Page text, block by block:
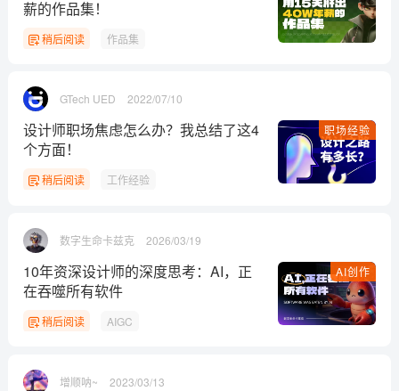
薪的作品集！
稍后阅读 作品集
GTech UED 2022/07/10
职场经验
设计师职场焦虑怎么办？我总结了这4
个方面！
稍后阅读 工作经验
数字生命卡兹克 2026/03/19
AI创作
10年资深设计师的深度思考：AI，正
在吞噬所有软件
稍后阅读 AIGC
增顺呐~ 2023/03/13